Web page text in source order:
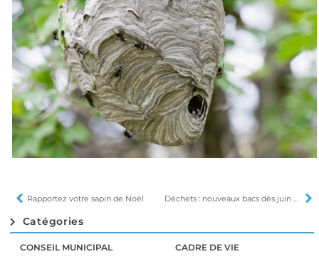
Rapportez votre sapin de Noël
Catégories
CONSEIL MUNICIPAL
CADRE DE VIE